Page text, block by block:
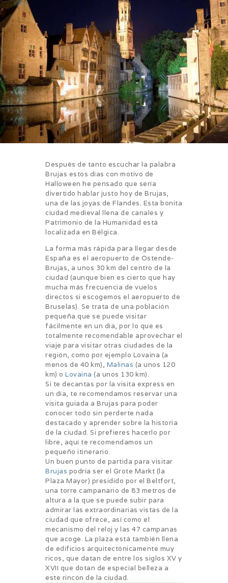
Después de tanto escuchar la palabra
Brujas estos días con motivo de
Halloween he pensado que sería
divertido hablar justo hoy de Brujas,
una de las joyas de Flandes. Esta bonita
ciudad medieval llena de canales y
Patrimonio de la Humanidad está
localizada en Bélgica.
La forma más rápida para llegar desde
España es el aeropuerto de Ostende-
Brujas, a unos 30 km del centro de la
ciudad (aunque bien es cierto que hay
mucha más frecuencia de vuelos
directos si escogemos el aeropuerto de
Bruselas). Se trata de una población
pequeña que se puede visitar
fácilmente en un día, por lo que es
totalmente recomendable aprovechar el
viaje para visitar otras ciudades de la
región, como por ejemplo Lovaina (a
menos de 40 km), Malinas (a unos 120
km) o Lovaina (a unos 130 km).
Si te decantas por la visita express en
un día, te recomendamos reservar una
visita guiada a Brujas para poder
conocer todo sin perderte nada
destacado y aprender sobre la historia
de la ciudad. Si prefieres hacerlo por
libre, aquí te recomendamos un
pequeño itinerario.
Un buen punto de partida para visitar
Brujas podría ser el Grote Markt (la
Plaza Mayor) presidido por el Beltfort,
una torre campanario de 83 metros de
altura a la que se puede subir para
admirar las extraordinarias vistas de la
ciudad que ofrece, así como el
mecanismo del reloj y las 47 campanas
que acoge. La plaza está también llena
de edificios arquitectónicamente muy
ricos, que datan de entre los siglos XV y
XVII que dotan de especial belleza a
este rincón de la ciudad.